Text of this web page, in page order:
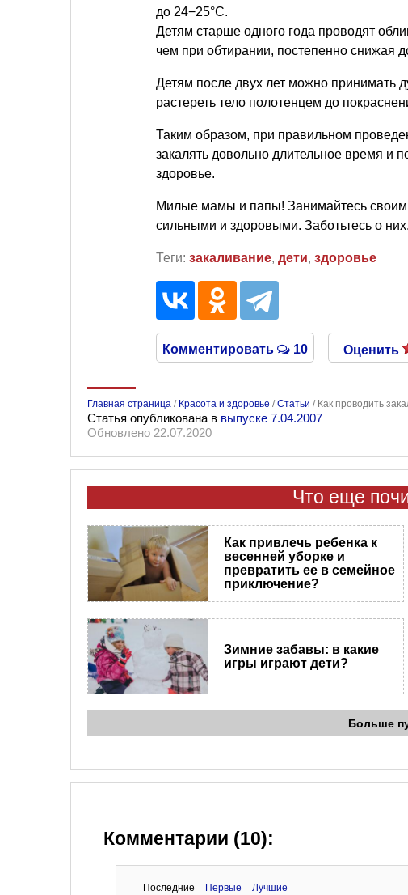
до 24−25°С.
Детям старше одного года проводят
чем при обтирании, постепенно снижая
Детям после двух лет можно принимать
растереть тело полотенцем до
Таким образом, при правильном
закалять довольно длительное время и
здоровье.
Милые мамы и папы! Занимайтесь
сильными и здоровыми. Заботьтесь о
Теги: закаливание, дети, здоровье
Комментировать 10 Оценить
Главная страница / Красота и здоровье /Статьи / Как проводить
Статья опубликована в выпуске 7.04.2007
Обновлено 22.07.2020
Что еще
Как привлечь ребенка к
весенней уборке и
превратить ее в семейное
приключение?
Зимние забавы: в какие
игры играют дети?
Больше
Комментарии (10):
Последние Первые Лучшие